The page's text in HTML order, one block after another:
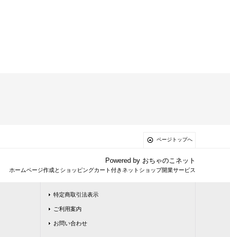
ページトップへ
Powered by おちゃのこネット
ホームページ作成とショッピングカート付きネットショップ開業サービス
特定商取引法表示
ご利用案内
お問い合わせ